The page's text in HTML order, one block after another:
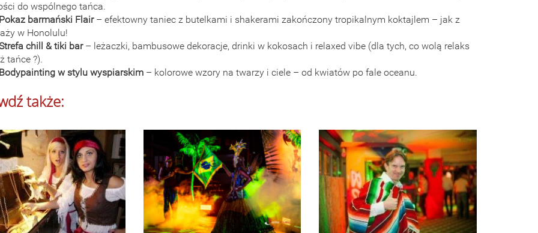
do wspólnego tańca.
barmański Flair– efektowny taniec z butelkami i shakerami zakończony tropikalnym koktajlem – jak z
w Honolulu!
chill & tiki bar– leżaczki, bambusowe dekoracje, drinki w kokosach i relaxed vibe (dla tych, co wolą relaks
tańce ?).
w stylu wyspiarskim– kolorowe wzory na twarzy i ciele – od kwiatów po fale oceanu.
także: